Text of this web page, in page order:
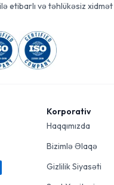
etibarlı və təhlükəsiz
Korporativ
Haqqımızda
Bizimlə Əlaqə
Gizlilik Siyasəti